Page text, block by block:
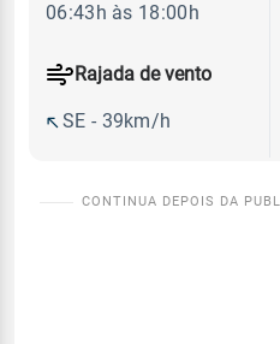
Rajada de vento
SE - 39km/h
06:43h às 18:00h